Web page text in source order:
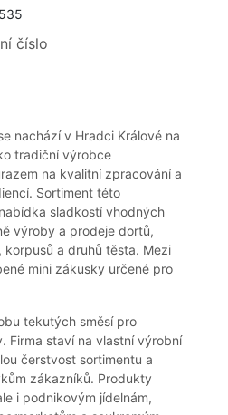
číslo
nachází v Hradci Králové na
tradiční výrobce
na kvalitní zpracování a
Sortiment této
sladkostí vhodných
výroby a prodeje dortů,
a druhů těsta. Mezi
mini zákusky určené pro
tekutých směsí pro
Firma staví na vlastní výrobní
čerstvost sortimentu a
zákazníků. Produkty
i podnikovým jídelnám,